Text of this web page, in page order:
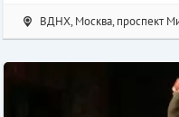
ВДНХ, Москва, проспект